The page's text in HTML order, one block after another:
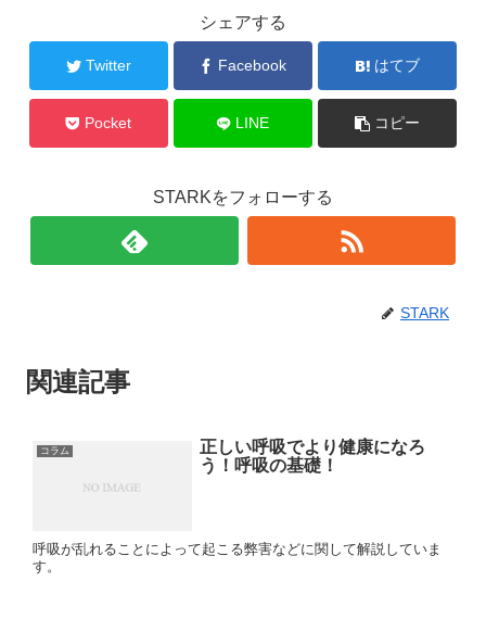
シェアする
Twitter Facebook はてブ
Pocket LINE コピー
STARKをフォローする
STARK
関連記事
コラム
正しい呼吸でより健康になろ
う！呼吸の基礎！
呼吸が乱れることによって起こる弊害などに関して解説していま
す。